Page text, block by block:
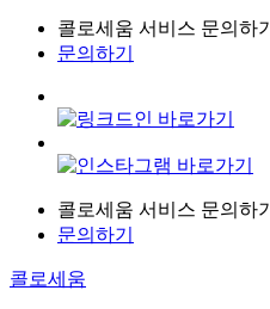
콜로세움 서비스 문의하기
문의하기
콜로세움 서비스 문의하기
문의하기
콜로세움